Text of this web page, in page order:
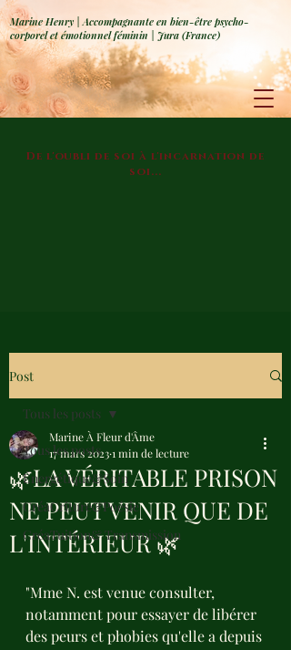
Marine Henry | Accompagnante en bien-être psycho-
corporel et émotionnel féminin | Jura (France)
De l'oubli de soi à l'incarnation de
soi...
Post
Tous les posts
Énergétique&Soin
CréaCriture&Poésie
CréaTuition& Transmission
Tous les posts
🌿LA VÉRITABLE PRISON
NE PEUT VENIR QUE DE
L'INTÉRIEUR 🌿
Marine À Fleur d'Âme
17 mars 20231 min de lecture
"Mme N. est venue consulter,
notamment pour essayer de libérer
des peurs et phobies qu'elle a depuis